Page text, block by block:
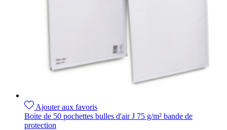
Ajouter aux favoris
Boite de 50 pochettes bulles d'air J 75 g/m² bande de
protection